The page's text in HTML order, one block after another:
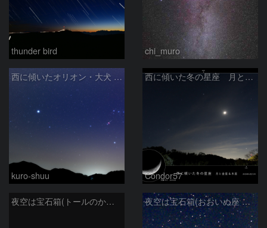
thunder bird chi_muro
西に傾いたオリオン・大犬 (2026/04/21)
kuro-shuu
西に傾いた冬の星座 月と金星＆木星
Condor57
夜空は宝石箱(トールのかぶと星雲 NGC2359) Seestar50 夜空は宝石箱(おおいぬ座 NGC2217) Seestar50